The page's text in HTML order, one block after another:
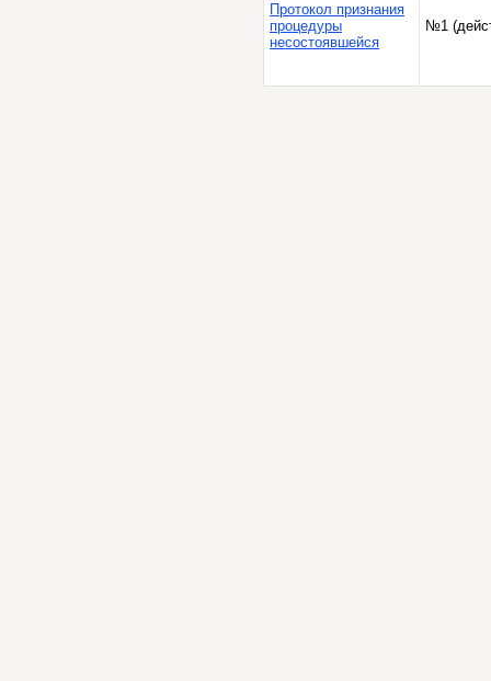
Протокол признания
процедуры
несостоявшейся
№1